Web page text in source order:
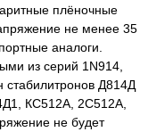
плёночные
не менее 35
аналоги.
из серий 1N914,
Д814Д
КС512А, 2С512А,
не будет